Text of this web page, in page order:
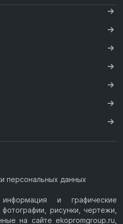
персональных данных
и графические
рисунки, чертежи,
на сайте ekopromgroup.ru,